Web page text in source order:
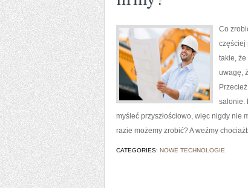
Co
częściej
takie,
uwagę,
salonie.
myśleć przyszłościowo, więc nigdy nie
razie możemy zrobić? A weźmy
CATEGORIES: NOWE TECHNOLOGIE